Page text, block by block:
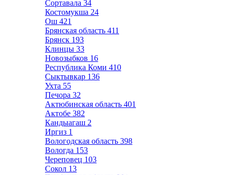
Сортавала 34
Костомукша 24
Ош 421
Брянская область 411
Брянск 193
Клинцы 33
Новозыбков 16
Республика Коми 410
Сыктывкар 136
Ухта 55
Печора 32
Актюбинская область 401
Актобе 382
Кандыагаш 2
Иргиз 1
Вологодская область 398
Вологда 153
Череповец 103
Сокол 13